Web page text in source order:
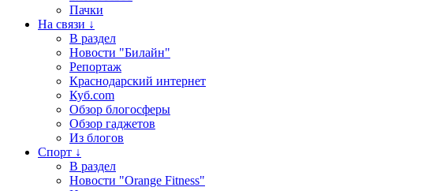
Пачки
На связи ↓
В раздел
Новости "Билайн"
Репортаж
Краснодарский интернет
Куб.com
Обзор блогосферы
Обзор гаджетов
Из блогов
Спорт ↓
В раздел
Новости "Orange Fitness"